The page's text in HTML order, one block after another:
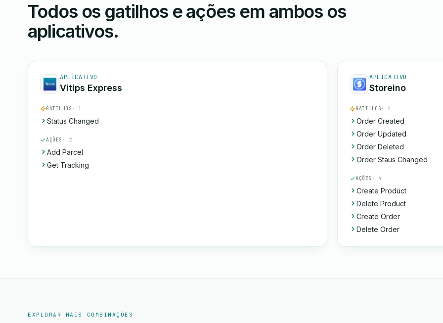
Todos os gatilhos e ações em ambos os
aplicativos.
APLICATIVO
Vitips Express
GATILHOS · 1
Status Changed
AÇÕES · 2
Add Parcel
Get Tracking
APLICATIVO
Storeino
GATILHOS · 4
Order Created
Order Updated
Order Deleted
Order Staus Changed
AÇÕES · 4
Create Product
Delete Product
Create Order
Delete Order
EXPLORAR MAIS COMBINAÇÕES